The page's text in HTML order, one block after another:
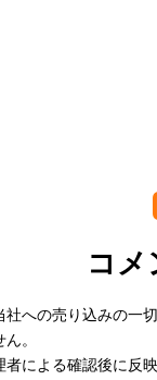
コメ
への売り込みの一
。
による確認後に反映